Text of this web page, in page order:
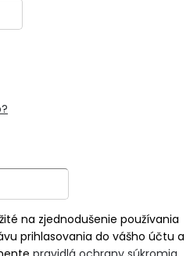
na zjednodušenie používania
prihlasovania do vášho účtu a